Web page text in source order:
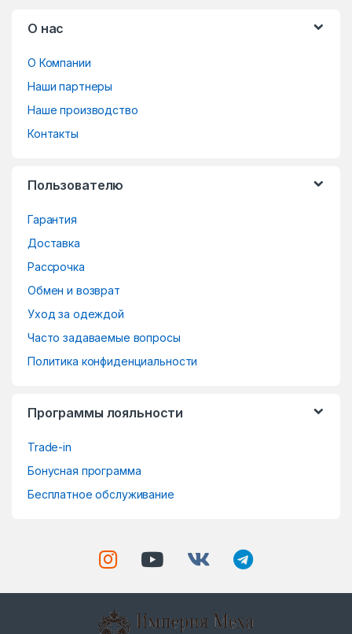
О нас
О Компании
Наши партнеры
Наше производство
Контакты
Пользователю
Гарантия
Доставка
Рассрочка
Обмен и возврат
Уход за одеждой
Часто задаваемые вопросы
Политика конфиденциальности
Программы лояльности
Trade-in
Бонусная программа
Бесплатное обслуживание